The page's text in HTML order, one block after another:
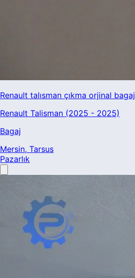
Renault talısman çıkma orjinal bagaj
Renault Talisman (2025 - 2025)
Bagaj
Mersin, Tarsus
Pazarlık